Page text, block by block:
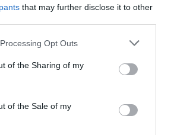
that may further disclose it to other
Opt Outs
of the Sharing of my
of the Sale of my
La venta online de medicamentos
trazabilidad